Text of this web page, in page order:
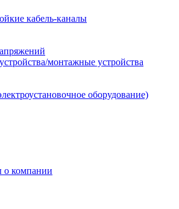
кабель-каналы
монтажные устройства
оборудование)
о компании